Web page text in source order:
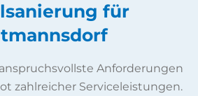
für
Anforderungen
zahlreicher Serviceleistungen.